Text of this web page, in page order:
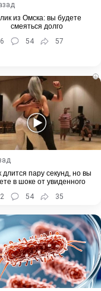
из Омска: вы будете
смеяться долго
54 57
i
длится пару секунд, но вы
в шоке от увиденного
54 35